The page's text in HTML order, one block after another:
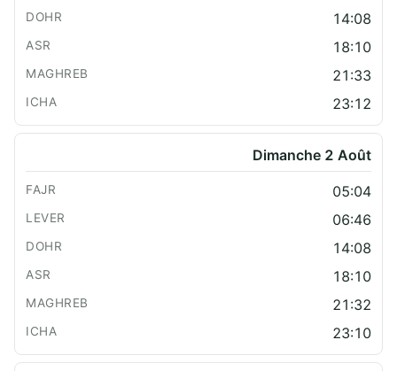
14:08
18:10
21:33
23:12
Dimanche 2 Août
05:04
06:46
14:08
18:10
21:32
23:10